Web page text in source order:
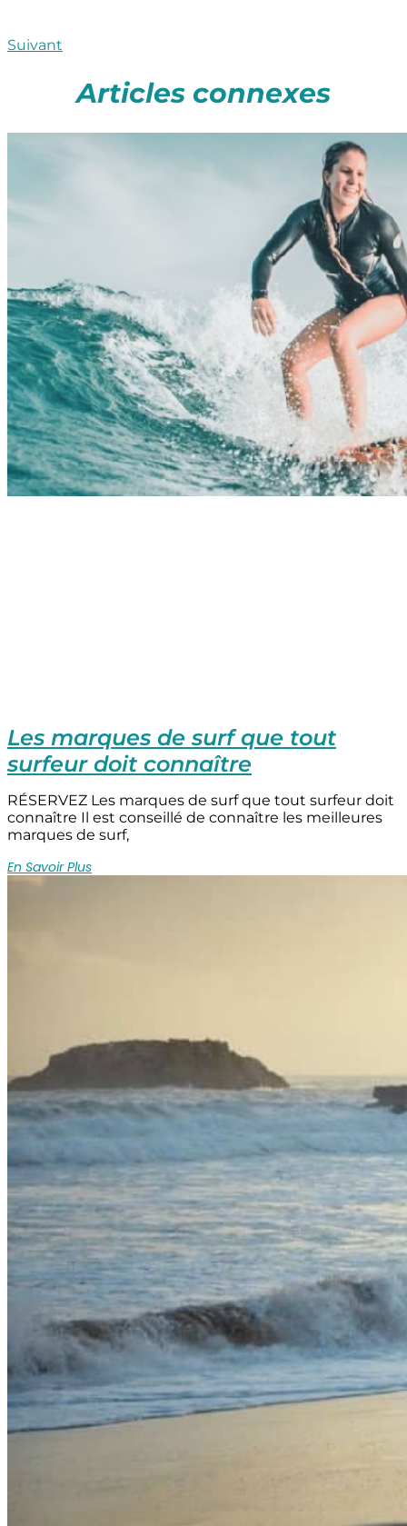
Suivant
Articles connexes
Les marques de surf que tout
surfeur doit connaître
RÉSERVEZ Les marques de surf que tout surfeur doit
connaître Il est conseillé de connaître les meilleures
marques de surf,
En Savoir Plus